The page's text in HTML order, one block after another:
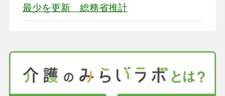
最少を更新 総務省推計